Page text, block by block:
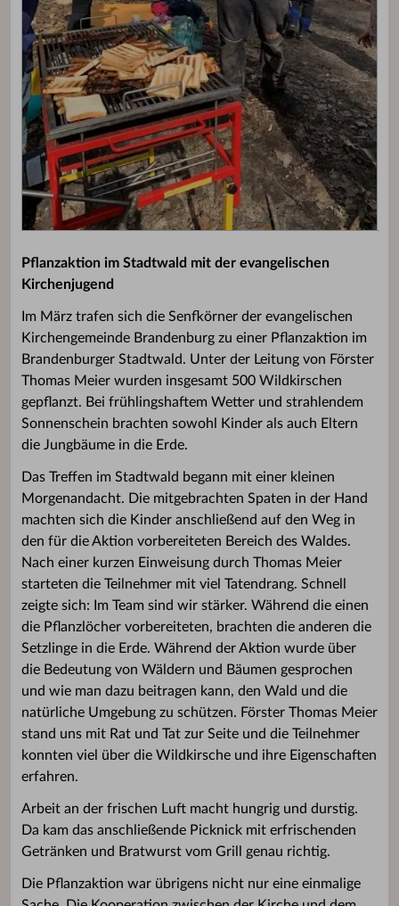
Pflanzaktion im Stadtwald mit der evangelischen
Kirchenjugend
Im März trafen sich die Senfkörner der evangelischen
Kirchengemeinde Brandenburg zu einer Pflanzaktion im
Brandenburger Stadtwald. Unter der Leitung von Förster
Thomas Meier wurden insgesamt 500 Wildkirschen
gepflanzt. Bei frühlingshaftem Wetter und strahlendem
Sonnenschein brachten sowohl Kinder als auch Eltern
die Jungbäume in die Erde.
Das Treffen im Stadtwald begann mit einer kleinen
Morgenandacht. Die mitgebrachten Spaten in der Hand
machten sich die Kinder anschließend auf den Weg in
den für die Aktion vorbereiteten Bereich des Waldes.
Nach einer kurzen Einweisung durch Thomas Meier
starteten die Teilnehmer mit viel Tatendrang. Schnell
zeigte sich: Im Team sind wir stärker. Während die einen
die Pflanzlöcher vorbereiteten, brachten die anderen die
Setzlinge in die Erde. Während der Aktion wurde über
die Bedeutung von Wäldern und Bäumen gesprochen
und wie man dazu beitragen kann, den Wald und die
natürliche Umgebung zu schützen. Förster Thomas Meier
stand uns mit Rat und Tat zur Seite und die Teilnehmer
konnten viel über die Wildkirsche und ihre Eigenschaften
erfahren.
Arbeit an der frischen Luft macht hungrig und durstig.
Da kam das anschließende Picknick mit erfrischenden
Getränken und Bratwurst vom Grill genau richtig.
Die Pflanzaktion war übrigens nicht nur eine einmalige